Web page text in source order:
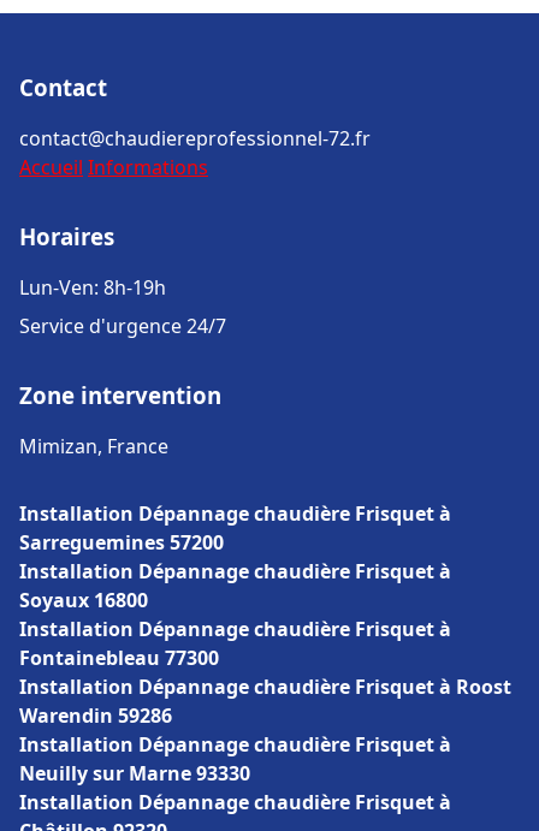
Contact
contact@chaudiereprofessionnel-72.fr
Accueil Informations
Horaires
Lun-Ven: 8h-19h
Service d'urgence 24/7
Zone intervention
Mimizan, France
Installation Dépannage chaudière Frisquet à
Sarreguemines 57200
Installation Dépannage chaudière Frisquet à
Soyaux 16800
Installation Dépannage chaudière Frisquet à
Fontainebleau 77300
Installation Dépannage chaudière Frisquet à Roost
Warendin 59286
Installation Dépannage chaudière Frisquet à
Neuilly sur Marne 93330
Installation Dépannage chaudière Frisquet à